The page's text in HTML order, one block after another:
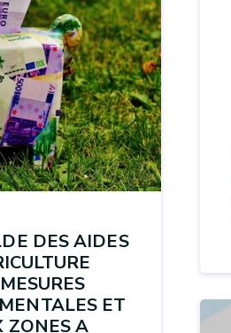
DES AIDES
ET
ZONES A